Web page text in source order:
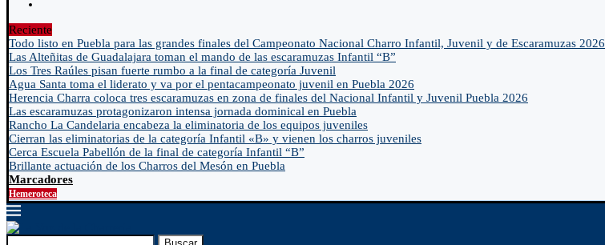
Reciente
Todo listo en Puebla para las grandes finales del Campeonato Nacional Charro Infantil, Juvenil y de Escaramuzas 2026
Las Alteñitas de Guadalajara toman el mando de las escaramuzas Infantil “B”
Los Tres Raúles pisan fuerte rumbo a la final de categoría Juvenil
Agua Santa toma el liderato y va por el pentacampeonato juvenil en Puebla 2026
Herencia Charra coloca tres escaramuzas en zona de finales del Nacional Infantil y Juvenil Puebla 2026
Las escaramuzas protagonizaron intensa jornada dominical en Puebla
Rancho La Candelaria encabeza la eliminatoria de los equipos juveniles
Cierran las eliminatorias de la categoría Infantil «B» y vienen los charros juveniles
Cerca Escuela Pabellón de la final de categoría Infantil “B”
Brillante actuación de los Charros del Mesón en Puebla
Marcadores
Hemeroteca